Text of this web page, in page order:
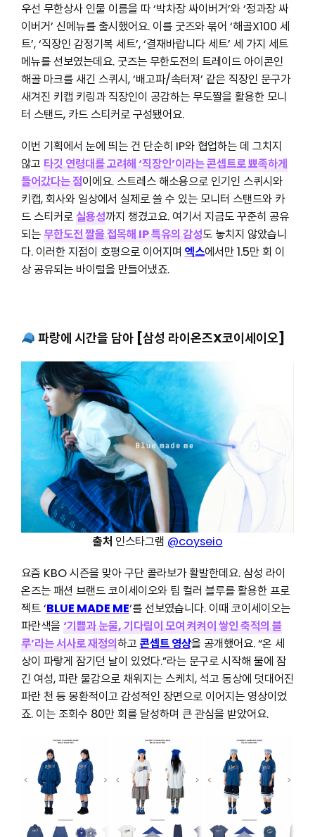
우선 무한상사 인물 이름을 따 ‘박차장 싸이버거’와 ‘정과장 싸
이버거’ 신메뉴를 출시했어요. 이를 굿즈와 묶어 ‘해골X100 세
트’, ‘직장인 감정기복 세트’, ‘결재바랍니다 세트’ 세 가지 세트
메뉴를 선보였는데요. 굿즈는 무한도전의 트레이드 아이콘인
해골 마크를 새긴 스퀴시, ‘배고파/속터져’ 같은 직장인 문구가
새겨진 키캡 키링과 직장인이 공감하는 무도짤을 활용한 모니
터 스탠드, 카드 스티커로 구성됐어요.
이번 기획에서 눈에 띄는 건 단순히 IP와 협업하는 데 그치지
않고 타깃 연령대를 고려해 ‘직장인’이라는 콘셉트로 뾰족하게
들어갔다는 점이에요. 스트레스 해소용으로 인기인 스퀴시와
키캡, 회사와 일상에서 실제로 쓸 수 있는 모니터 스탠드와 카
드 스티커로실용성까지 챙겼고요. 여기서 지금도 꾸준히 공유
되는무한도전 짤을 접목해 IP 특유의 감성도 놓치지 않았습니
다. 이러한 지점이 호평으로 이어지며 엑스에서만 1.5만 회 이
상 공유되는 바이럴을 만들어냈죠.
파랑에 시간을 담아 [삼성 라이온즈X코이세이오]
출처 인스타그램 @coyseio
요즘 KBO 시즌을 맞아 구단 콜라보가 활발한데요. 삼성 라이
온즈는 패션 브랜드 코이세이오와 팀 컬러 블루를 활용한 프로
젝트 ‘BLUE MADE ME‘를 선보였습니다. 이때 코이세이오는
파란색을 ‘기쁨과 눈물, 기다림이 모여 켜켜이 쌓인 축적의 블
루’라는 서사로 재정의하고 콘셉트 영상을 공개했어요. “온 세
상이 파랗게 잠기던 날이 있었다.”라는 문구로 시작해 물에 잠
긴 여성, 파란 물감으로 채워지는 스케치, 석고 동상에 덧대어진
파란 천 등 몽환적이고 감성적인 장면으로 이어지는 영상이었
죠. 이는 조회수 80만 회를 달성하며 큰 관심을 받았어요.